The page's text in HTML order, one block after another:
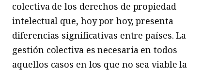
colectiva de los derechos de propiedad
intelectual que, hoy por hoy, presenta
diferencias significativas entre países. La
gestión colectiva es necesaria en todos
aquellos casos en los que no sea viable la